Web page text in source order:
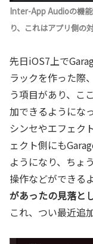
Inter-App Audioの機能
り、これはアプリ側の
先日iOS7上で
ラックを作った際
う項目があり、こ
加できるようにな
シンセやエフェク
ェクト側にも
ようになり、ちょ
操作などができる
があったの見落
これ、つい最近追